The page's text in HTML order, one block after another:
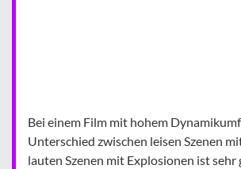
Bei einem Film mit hohem
Unterschied zwischen leisen Szenen
lauten Szenen mit Explosionen ist sehr